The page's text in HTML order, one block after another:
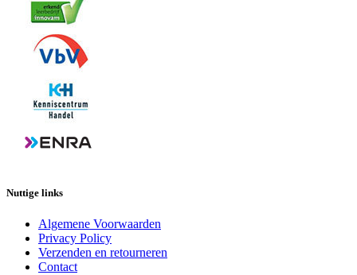
Nuttige links
Algemene Voorwaarden
Privacy Policy
Verzenden en retourneren
Contact